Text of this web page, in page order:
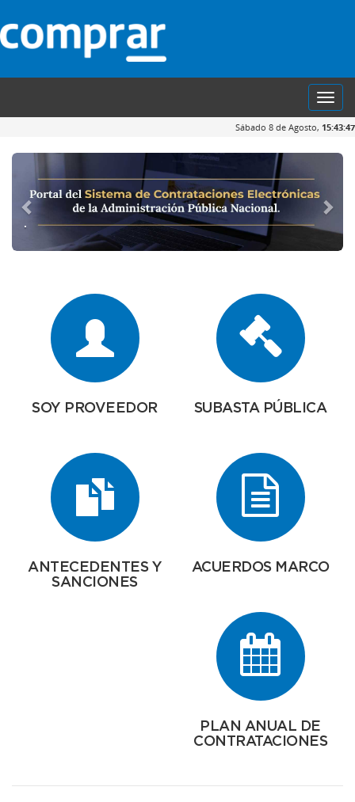
Sábado 8 de Agosto, 15:43:47
.
SOY PROVEEDOR SUBASTA PÚBLICA
ANTECEDENTES Y
SANCIONES
ACUERDOS MARCO
PLAN ANUAL DE
CONTRATACIONES